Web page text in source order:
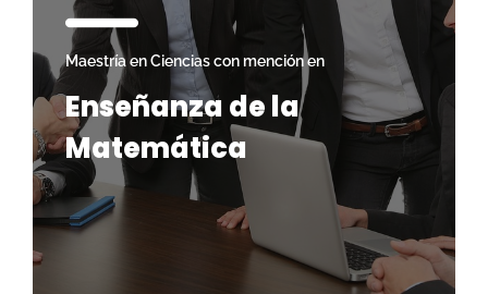
Maestría en Ciencias con mención en
Enseñanza de la
Matemática